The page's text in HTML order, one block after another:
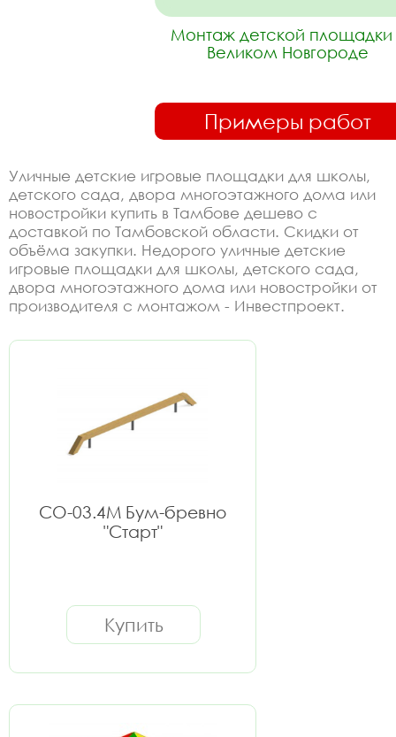
Монтаж детской площадки
Великом Новгороде
Примеры работ
Уличные детские игровые площадки для школы,
детского сада, двора многоэтажного дома или
новостройки купить в Тамбове дешево с
доставкой по Тамбовской области. Скидки от
объёма закупки. Недорого уличные детские
игровые площадки для школы, детского сада,
двора многоэтажного дома или новостройки от
производителя с монтажом - Инвестпроект.
СО-03.4М Бум-бревно
"Старт"
Купить